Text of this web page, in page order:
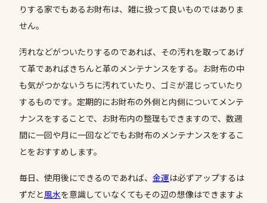
りする家でもあるお財布は、雑に扱って良いものではありま
せん。
汚れなどがついたりするのであれば、その汚れを取ってあげ
て革であればきちんと革のメンテナンスをする。お財布の中
も気がつかないうちに汚れていたり、ゴミが混じっていたり
するものです。定期的にお財布の外側と内側についてメンテ
ナンスをすることで、お財布内の整理もできますので、数週
間に一回や月に一回などでもお財布のメンテナンスをするこ
とをおすすめします。
毎日、使用後にできるのであれば、 金運は必ずアップするは
ずだと風水を意識していなくてもその辺の想像はできますよ